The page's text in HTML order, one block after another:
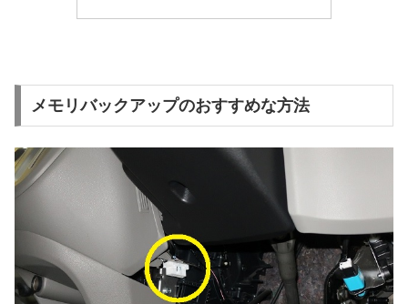
メモリバックアップのおすすめな方法